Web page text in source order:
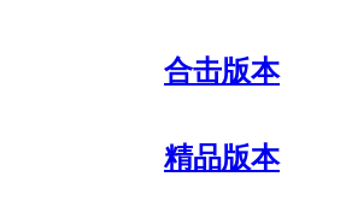
合击版本
精品版本